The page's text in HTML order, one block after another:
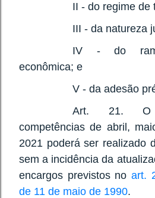
II - do regime de
III - da natureza
IV - do
econômica; e
V - da adesão
Art. 21. O
competências de abril,
2021 poderá ser realizado
sem a incidência da
encargos previstos no art.
de 11 de maio de 1990.